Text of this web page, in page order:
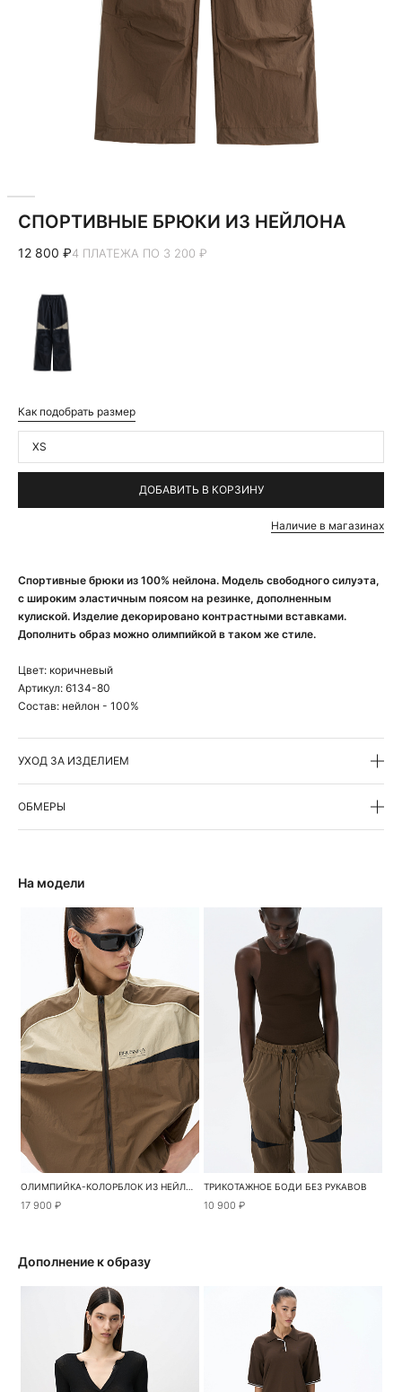
Спортивные брюки из 100% нейлона. Модель свободного силуэта,
с широким эластичным поясом на резинке, дополненным
кулиской. Изделие декорировано контрастными вставками.
Дополнить образ можно олимпийкой в таком же стиле.
Цвет: коричневый
Артикул: 6134-80
Состав: нейлон - 100%
УХОД ЗА ИЗДЕЛИЕМ
ОБМЕРЫ
СПОРТИВНЫЕ БРЮКИ ИЗ НЕЙЛОНА
12 800 ₽4 ПЛАТЕЖА ПО 3 200 ₽
Как подобрать размер
XS
ДОБАВИТЬ В КОРЗИНУ
Наличие в магазинах
На модели
ОЛИМПИЙКА-КОЛОРБЛОК ИЗ НЕЙЛОНА
17 900 ₽
ТРИКОТАЖНОЕ БОДИ БЕЗ РУКАВОВ
10 900 ₽
Дополнение к образу